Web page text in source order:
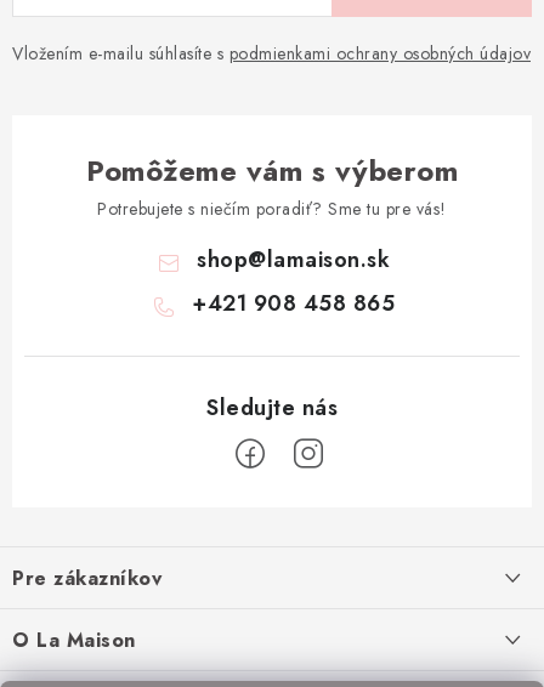
Vložením e-mailu súhlasíte s podmienkami ochrany osobných údajov
Pomôžeme vám s výberom
Potrebujete s niečím poradiť? Sme tu pre vás!
shop@lamaison.sk
+421 908 458 865
p
ä
Pre zákazníkov
Doprava a platba
O La Maison